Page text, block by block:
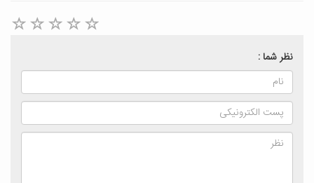
نظر شما :